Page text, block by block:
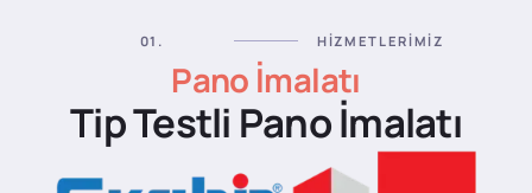
01. HIZMETLERIMIZ
Pano İmalatı
Tip Testli Pano İmalatı